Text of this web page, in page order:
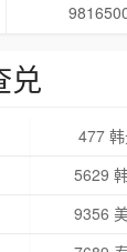
兑
477
5629
9356